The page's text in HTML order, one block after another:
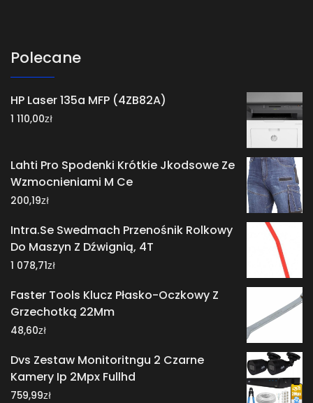
Polecane
HP Laser 135a MFP (4ZB82A)
1 110,00zł
Lahti Pro Spodenki Krótkie Jkodsowe Ze
Wzmocnieniami M Ce
200,19zł
Intra.Se Swedmach Przenośnik Rolkowy
Do Maszyn Z Dźwignią, 4T
1 078,71zł
Faster Tools Klucz Płasko-Oczkowy Z
Grzechotką 22Mm
48,60zł
Dvs Zestaw Monitoritngu 2 Czarne
Kamery Ip 2Mpx Fullhd
759,99zł